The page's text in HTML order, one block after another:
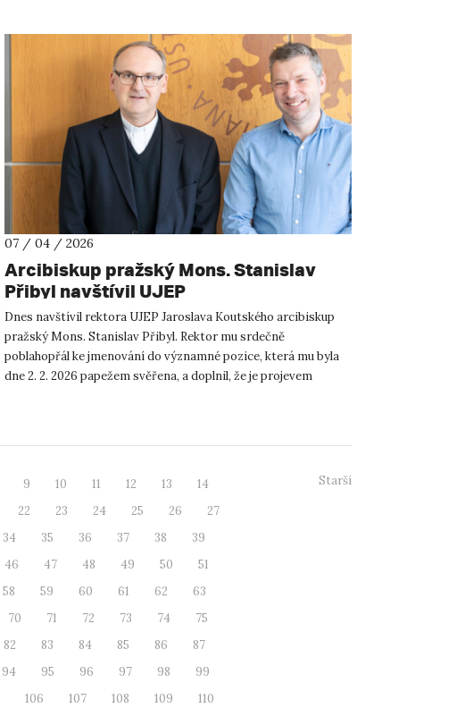
07 / 04 / 2026
Arcibiskup pražský Mons. Stanislav
Přibyl navštívil UJEP
Dnes navštívil rektora UJEP Jaroslava Koutského arcibiskup
pražský Mons. Stanislav Přibyl. Rektor mu srdečně
poblahopřál ke jmenování do významné pozice, která mu byla
dne 2. 2. 2026 papežem svěřena, a doplnil, že je projevem
9 10 11 12 13
14
22 23 24 25 26
27
34 35 36 37 38
39
46 47 48 49 50
51
58 59 60 61 62
63
70 71 72 73 74
75
82 83 84 85 86
87
94 95 96 97 98
99
106 107 108 109 110
Starší